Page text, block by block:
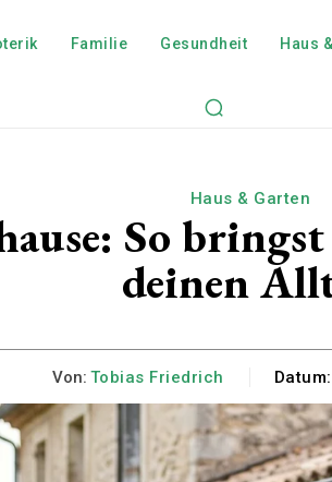
Familie Gesundheit Haus
Haus & Garten
So
deinen
Von: Tobias Friedrich Datum: